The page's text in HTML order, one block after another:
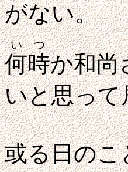
がない。
何時
いつ
か和尚
いと思って
或る日のこ